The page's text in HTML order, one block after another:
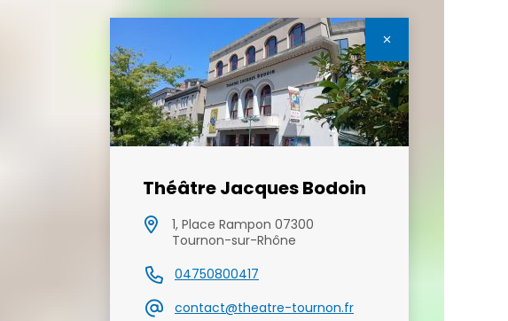
Théâtre Jacques Bodoin
1, Place Rampon 07300
Tournon-sur-Rhône
04750800417
contact@theatre-tournon.fr